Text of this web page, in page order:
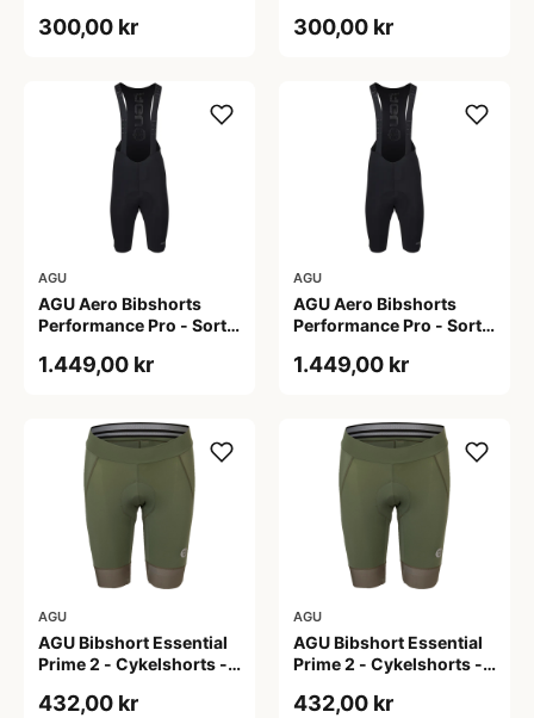
300,00 kr 300,00 kr
AGU
AGU Aero Bibshorts
Performance Pro - Sort -
1.449,00 kr
AGU
AGU Aero Bibshorts
Performance Pro - Sort -
1.449,00 kr
AGU
AGU Bibshort Essential
Prime 2 - Cykelshorts -
2XL
432,00 kr
AGU
AGU Bibshort Essential
Prime 2 - Cykelshorts -
L
432,00 kr